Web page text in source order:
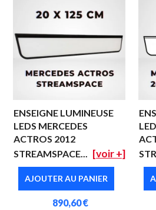
ENSEIGNE LUMINEUSE
LEDS MERCEDES
ACTROS 2012
STREAMSPACE... [voir +]
AJOUTER AU PANIER
890,60 €